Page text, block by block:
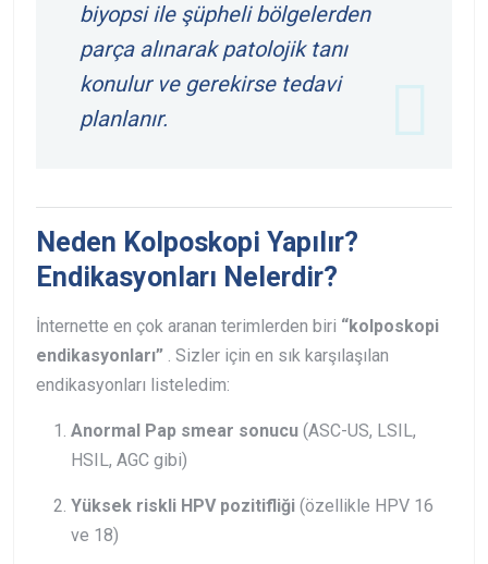
biyopsi ile şüpheli bölgelerden
parça alınarak patolojik tanı
konulur ve gerekirse tedavi
planlanır.
Neden Kolposkopi Yapılır?
Endikasyonları Nelerdir?
İnternette en çok aranan terimlerden biri “kolposkopi
endikasyonları” . Sizler için en sık karşılaşılan
endikasyonları listeledim:
Anormal Pap smear sonucu (ASC-US, LSIL,
HSIL, AGC gibi)
Yüksek riskli HPV pozitifliği (özellikle HPV 16
ve 18)